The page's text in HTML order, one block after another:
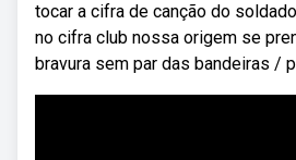
tocar a cifra de canção do
no cifra club nossa origem se
bravura sem par das bandeiras /